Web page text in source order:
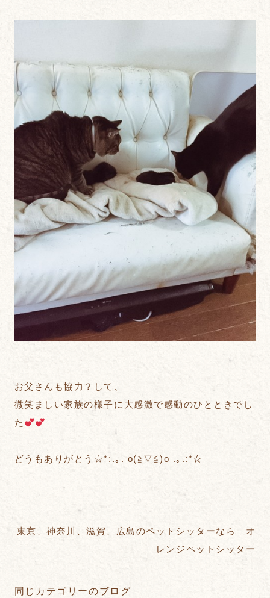
お父さんも協力？して、
微笑ましい家族の様子に大感激で感動のひとときでし
た
どうもありがとう☆*:.｡. o(≧▽≦)o .｡.:*☆
東京、神奈川、滋賀、広島のペットシッターなら｜オ
レンジペットシッター
同じカテゴリーのブログ